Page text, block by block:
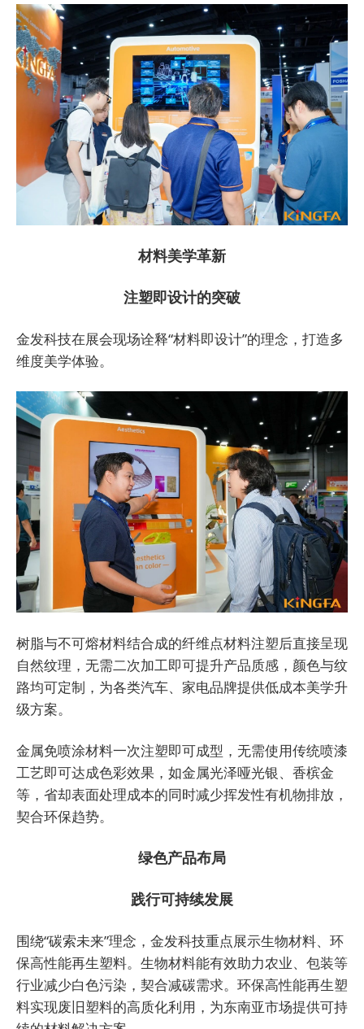
材料美学革新
注塑即设计的突破
金发科技在展会现场诠释“材料即设计”的理念，打造多
维度美学体验。
树脂与不可熔材料结合成的纤维点材料注塑后直接呈现
自然纹理，无需二次加工即可提升产品质感，颜色与纹
路均可定制，为各类汽车、家电品牌提供低成本美学升
级方案。
金属免喷涂材料一次注塑即可成型，无需使用传统喷漆
工艺即可达成色彩效果，如金属光泽哑光银、香槟金
等，省却表面处理成本的同时减少挥发性有机物排放，
契合环保趋势。
绿色产品布局
践行可持续发展
围绕“碳索未来”理念，金发科技重点展示生物材料、环
保高性能再生塑料。生物材料能有效助力农业、包装等
行业减少白色污染，契合减碳需求。环保高性能再生塑
料实现废旧塑料的高质化利用，为东南亚市场提供可持